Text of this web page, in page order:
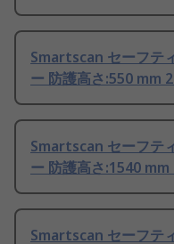
Smartscan セーフテ
ー 防護高さ:550 mm
Smartscan セーフテ
ー 防護高さ:1540
Smartscan セーフテ